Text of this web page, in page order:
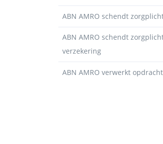
ABN AMRO schendt
ABN AMRO schendt
verzekering
ABN AMRO verwerkt